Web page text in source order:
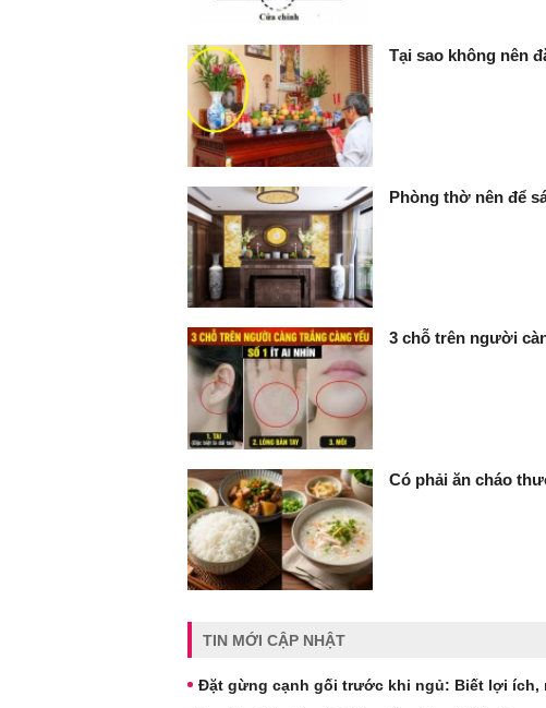
Tại sao không nên
Phòng thờ nên để
3 chỗ trên người
Có phải ăn cháo
TIN MỚI CẬP NHẬT
Đặt gừng cạnh gối trước khi ngủ: Biết lợi ích,